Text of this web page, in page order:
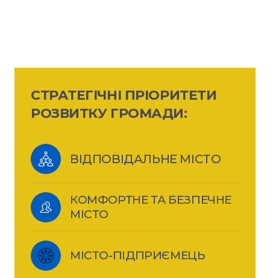
СТРАТЕГІЧНІ ПРІОРИТЕТИ
РОЗВИТКУ ГРОМАДИ:
ВІДПОВІДАЛЬНЕ МІСТО
КОМФОРТНЕ ТА БЕЗПЕЧНЕ
МІСТО
МІСТО-ПІДПРИЄМЕЦЬ